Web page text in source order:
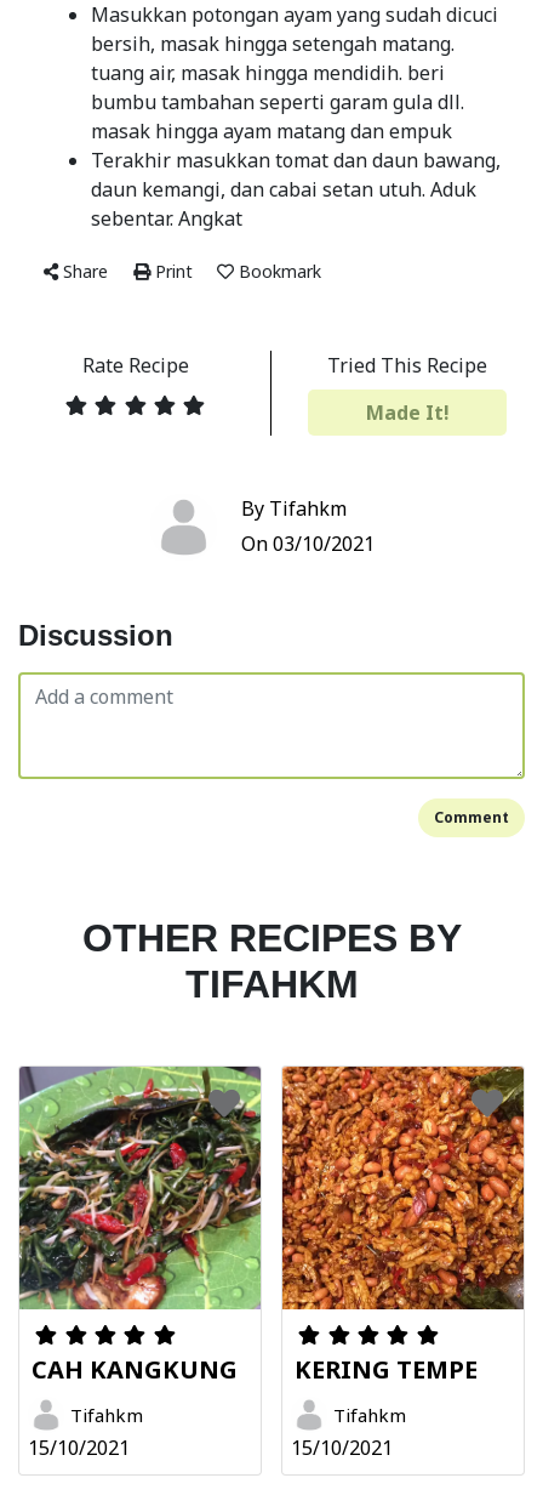
Masukkan potongan ayam yang sudah dicuci
bersih, masak hingga setengah matang.
tuang air, masak hingga mendidih. beri
bumbu tambahan seperti garam gula dll.
masak hingga ayam matang dan empuk
Terakhir masukkan tomat dan daun bawang,
daun kemangi, dan cabai setan utuh. Aduk
sebentar. Angkat
Share Print Bookmark
Rate Recipe
Tried This Recipe
Made It!
By Tifahkm
On 03/10/2021
Discussion
Comment
OTHER RECIPES BY
TIFAHKM
CAH KANGKUNG
Tifahkm
15/10/2021
KERING TEMPE
Tifahkm
15/10/2021